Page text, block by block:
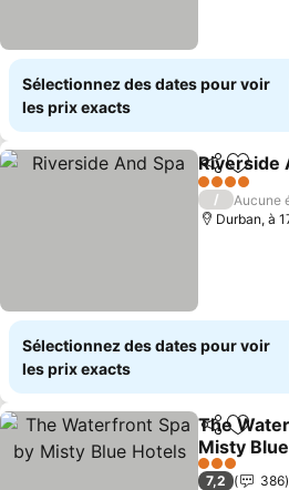
Sélectionnez des dates pour voir
les prix exacts
Partager
Riverside
4 Étoiles
/
Aucune
Durban, à
Sélectionnez des dates pour voir
les prix exacts
Partager
The
Misty
3 Étoiles
7,2
386